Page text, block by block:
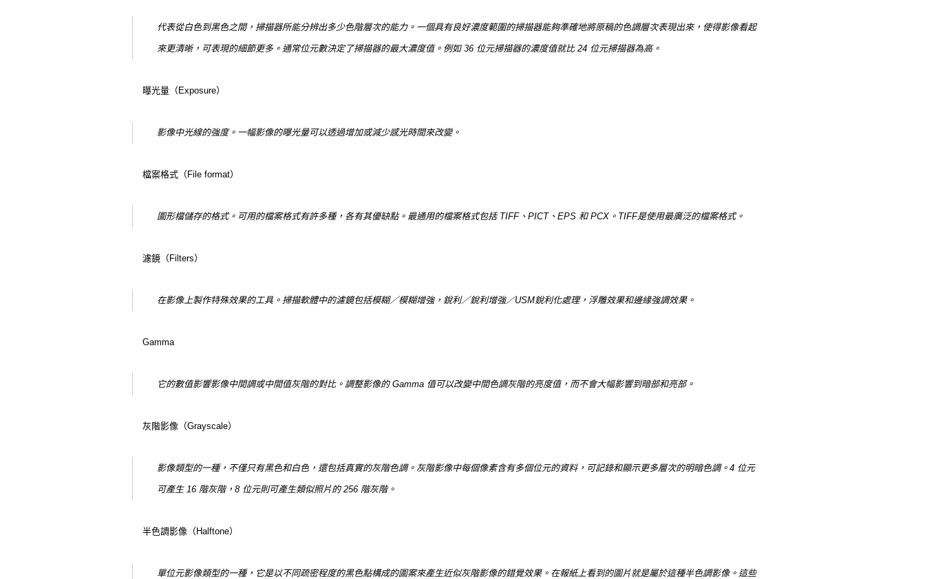
代表從白色到黑色之間，掃描器所能分辨出多少色階層次的能力。一個具有良好濃度範圍的掃描器能夠準確地將原稿的色調層次表現出來，使得影像看起
來更清晰，可表現的細節更多。通常位元數決定了掃描器的最大濃度值。例如 36 位元掃描器的濃度值就比 24 位元掃描器為高。
曝光量（Exposure）
影像中光線的強度。一幅影像的曝光量可以透過增加或減少感光時間來改變。
檔案格式（File format）
圖形檔儲存的格式。可用的檔案格式有許多種，各有其優缺點。最通用的檔案格式包括 TIFF、PICT、EPS 和 PCX。TIFF是使用最廣泛的檔案格式。
濾鏡（Filters）
在影像上製作特殊效果的工具。掃描軟體中的濾鏡包括模糊／模糊增強，銳利／銳利增強／USM銳利化處理，浮雕效果和邊緣強調效果。
Gamma
它的數值影響影像中間調或中間值灰階的對比。調整影像的 Gamma 值可以改變中間色調灰階的亮度值，而不會大幅影響到暗部和亮部。
灰階影像（Grayscale）
影像類型的一種，不僅只有黑色和白色，還包括真實的灰階色調。灰階影像中每個像素含有多個位元的資料，可記錄和顯示更多層次的明暗色調。4 位元
可產生 16 階灰階，8 位元則可產生類似照片的 256 階灰階。
半色調影像（Halftone）
單位元影像類型的一種，它是以不同疏密程度的黑色點構成的圖案來產生近似灰階影像的錯覺效果。在報紙上看到的圖片就是屬於這種半色調影像。這些